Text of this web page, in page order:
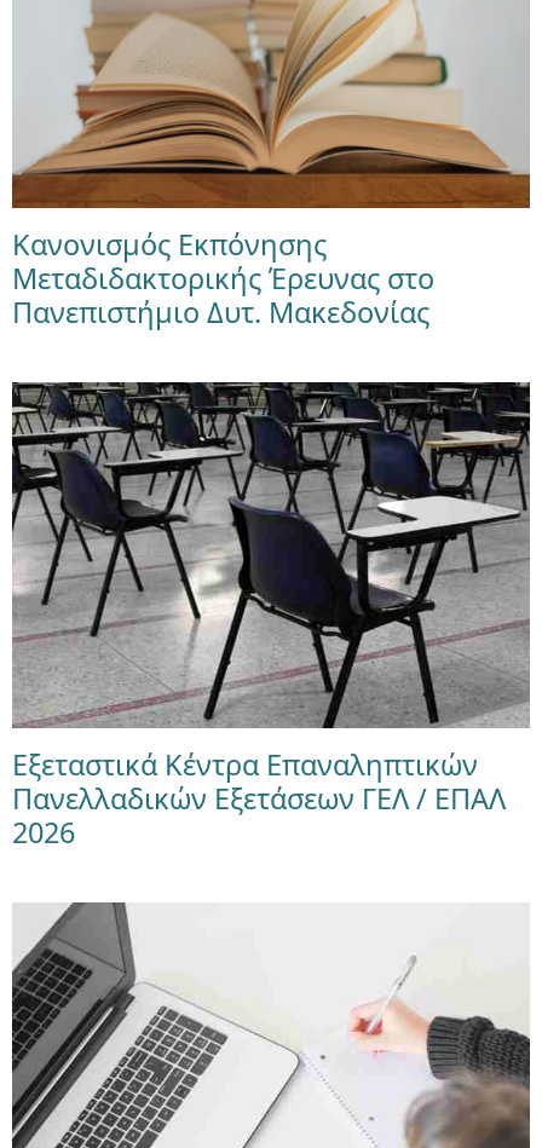
Κανονισμός Εκπόνησης
Μεταδιδακτορικής Έρευνας στο
Πανεπιστήμιο Δυτ. Μακεδονίας
Εξεταστικά Κέντρα Επαναληπτικών
Πανελλαδικών Εξετάσεων ΓΕΛ / ΕΠΑΛ
2026